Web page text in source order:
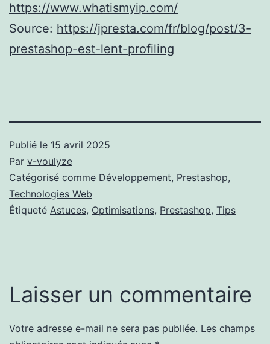
https://www.whatismyip.com/
Source: https://jpresta.com/fr/blog/post/3-
prestashop-est-lent-profiling
Publié le 15 avril 2025
Par v-voulyze
Catégorisé comme Développement, Prestashop,
Technologies Web
Étiqueté Astuces, Optimisations, Prestashop, Tips
Laisser un commentaire
Votre adresse e-mail ne sera pas publiée. Les champs